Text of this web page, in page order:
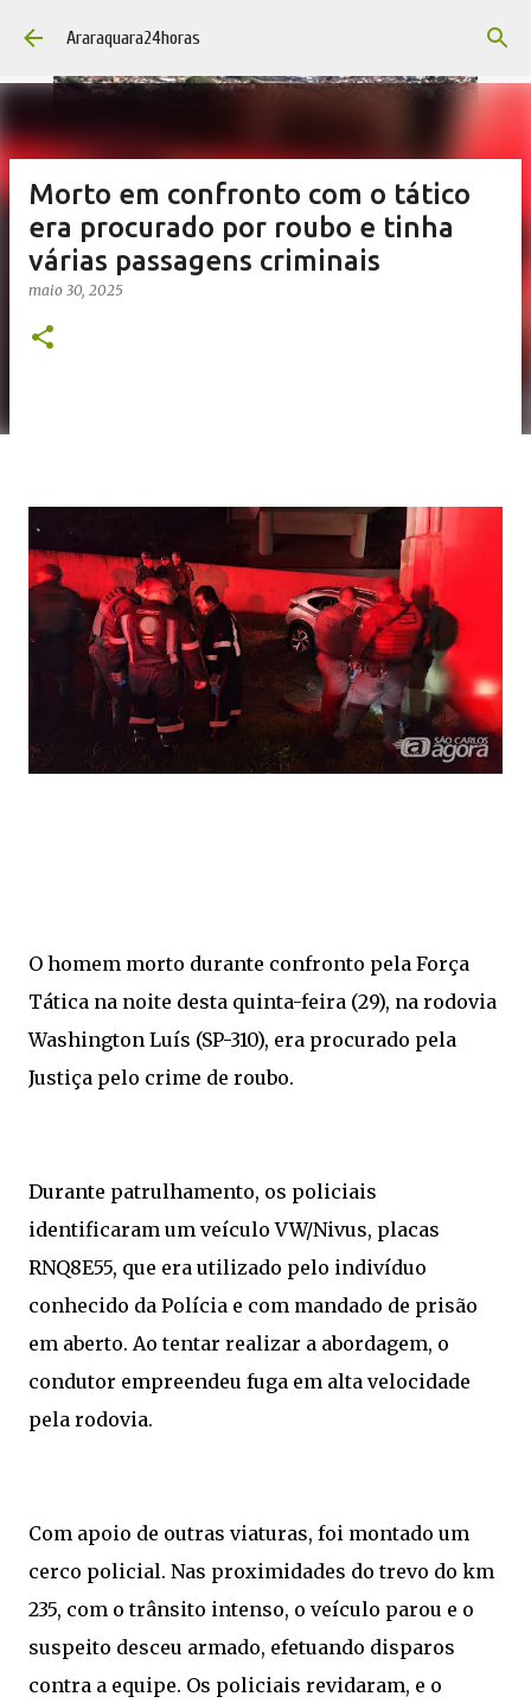
Pular para o conteúdo principal
Araraquara24horas
Morto em confronto com o tático
era procurado por roubo e tinha
várias passagens criminais
maio 30, 2025
O homem morto durante confronto pela Força
Tática na noite desta quinta-feira (29), na rodovia
Washington Luís (SP-310), era procurado pela
Justiça pelo crime de roubo.
Durante patrulhamento, os policiais
identificaram um veículo VW/Nivus, placas
RNQ8E55, que era utilizado pelo indivíduo
conhecido da Polícia e com mandado de prisão
em aberto. Ao tentar realizar a abordagem, o
condutor empreendeu fuga em alta velocidade
pela rodovia.
Com apoio de outras viaturas, foi montado um
cerco policial. Nas proximidades do trevo do km
235, com o trânsito intenso, o veículo parou e o
suspeito desceu armado, efetuando disparos
contra a equipe. Os policiais revidaram, e o